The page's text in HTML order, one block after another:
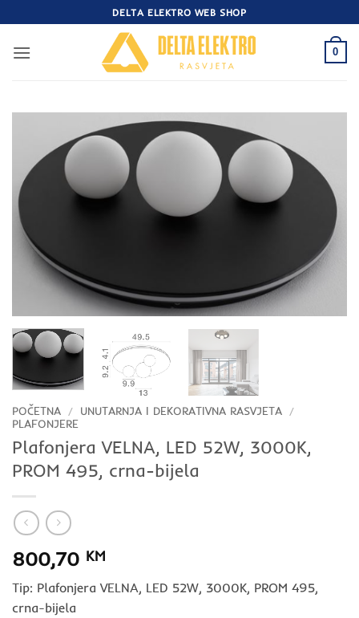
to
content
DELTA ELEKTRO WEB SHOP
0
POČETNA / UNUTARNJA I DEKORATIVNA RASVJETA /
PLAFONJERE
Plafonjera VELNA, LED 52W, 3000K,
PROM 495, crna-bijela
800,70 KM
Tip: Plafonjera VELNA, LED 52W, 3000K, PROM 495,
crna-bijela